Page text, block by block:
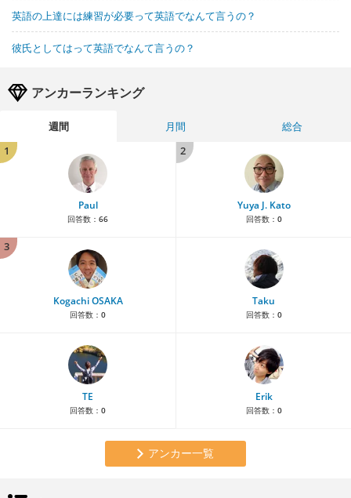
英語の上達には練習が必要って英語でなんて言うの？
彼氏としてはって英語でなんて言うの？
アンカーランキング
週間 月間
総合
1
Paul
回答数： 66
2
Yuya J. Kato
回答数： 0
3
Kogachi OSAKA
回答数： 0
Taku
回答数： 0
TE
回答数： 0
Erik
回答数： 0
アンカー一覧